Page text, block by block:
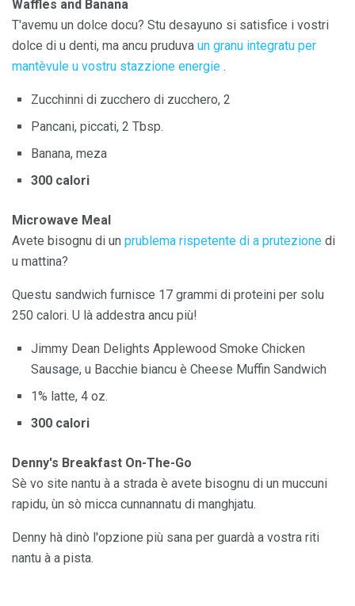
Waffles and Banana
T'avemu un dolce docu? Stu desayuno si satisfice i vostri
dolce di u denti, ma ancu pruduva un granu integratu per
mantèvule u vostru stazzione energie .
Zucchinni di zucchero di zucchero, 2
Pancani, piccati, 2 Tbsp.
Banana, meza
300 calori
Microwave Meal
Avete bisognu di un prublema rispetente di a prutezione di
u mattina?
Questu sandwich furnisce 17 grammi di proteini per solu
250 calori. U là addestra ancu più!
Jimmy Dean Delights Applewood Smoke Chicken
Sausage, u Bacchie biancu è Cheese Muffin Sandwich
1% latte, 4 oz.
300 calori
Denny's Breakfast On-The-Go
Sè vo site nantu à a strada è avete bisognu di un muccuni
rapidu, ùn sò micca cunnannatu di manghjatu.
Denny hà dinò l'opzione più sana per guardà a vostra riti
nantu à a pista.